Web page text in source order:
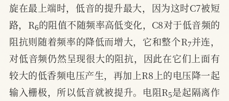
旋在最上端时，低音的提升最大，因为这时C7被短
路，R6的阻值不随频率高低变化，C8对于低音频的
阻抗则随着频率的降低而增大，它和整个R7并连，
对低音频仍然呈现很大的阻抗，因此在它们上面有
较大的低香频电压产生，再加上R8上的电压降一起
输入栅极，所以低音就被提升。电阻R5是起隔离作